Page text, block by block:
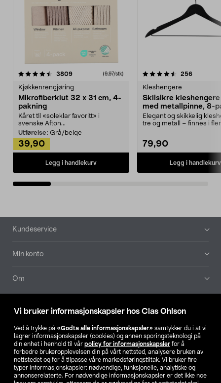
Vi bruker informasjonskapsler hos Clas Ohlson
Ved å trykke på «Godta alle informasjonskapsler» samtykker du i at vi
lagrer informasjonskapsler (cookies) og annen sporingsteknologi på
din enhet i henhold til vår policy for informasjonskapsler for å
forbedre brukeropplevelsen din på vårt nettsted, analysere bruken av
nettstedet og for å tilpasse våre markedsføringstiltak. Vi bruker fire
typer informasjonskapsler: nødvendige, funksjonelle, analytiske og
annonserelaterte. For nødvendige informasjonskapsler er det ikke noe
3809anmeldelser(9,97/stk)
Kjøkkenrengjøring
Mikrofiberklut 32 x 31 cm, 4-
pakning
Kåret til «soleklar favoritt» i
svenske Afton...
Utførelse: Grå/beige
39,90
Legg i handlekurv
4.5av 5 stjerner 256
Kleshengere
Sklisikre
med metallpinne, 8-
Elegant og skikkelig
tre og metall – finnes i
79,90
Legg i handlekurv
4.5av 5 stjerner
Bunntekst
Kundeservice
Min konto
Om
Våre selskaper
Finn din butikk
SE NO FI